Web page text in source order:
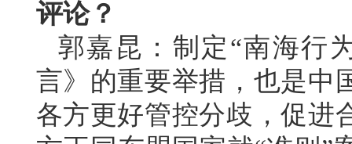
评论？
郭嘉昆：制定“南海行
言》的重要举措，也是中
各方更好管控分歧，促进